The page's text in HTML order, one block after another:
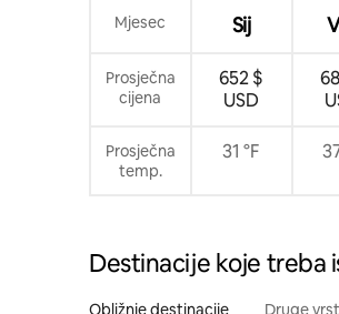
Mjesec Sij
Prosječna
cijena
652 $
USD
Prosječna
temp.
31 °F
Destinacije koje treba
Obližnje destinacije Druge